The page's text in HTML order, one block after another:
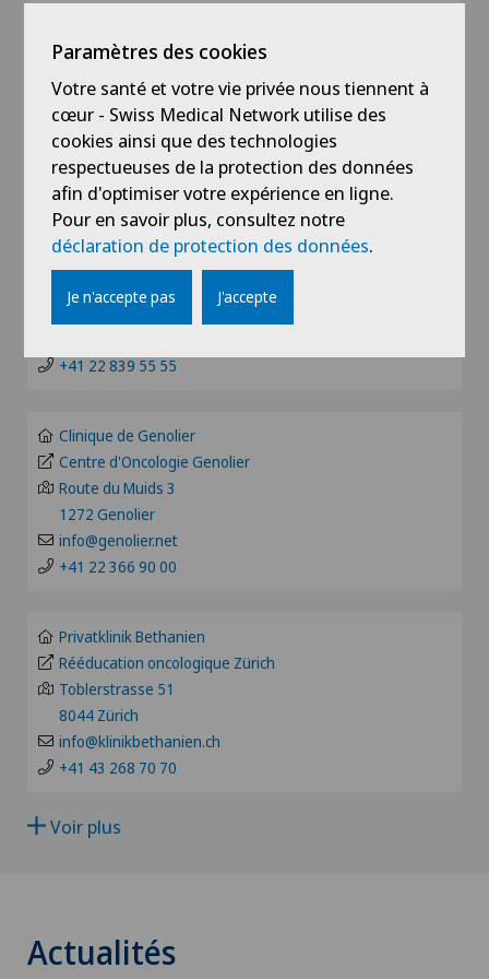
Activité physique adaptée
Acupuncture
Allergologie et immunologie
Alter G
Andrologie
Anesthésiologie
Angiographie
Angiologie
Appareillage médical personnalisé
Arthroscopie genou
Arthrose
Arthrose de la hanche
Arthrose du genou
Clinique de Genolier
Clinique de Montchoisi
Clinique de Valère
Clinique Générale Ste-Anne
Clinique Générale-Beaulieu
Clinique Valmont
Hôpital de La Providence
Hôpital de Moutier
Hôpital de Saint-Imier
Patients internationaux
Privatklinik Siloah
Choisir un canton
Choisir un canton
ZH
BE
BS
TI
VS
VD
NE
Appelez-nous pour convenir d'un rendez-vous
Clinique Générale-Beaulieu
Centre de soins de support (réadaptation oncologique) G
Chemin de Beau-Soleil 20
1206 Genève
+41 22 839 55 55
Clinique de Genolier
Centre d'Oncologie Genolier
Route du Muids 3
1272 Genolier
info@genolier.net
+41 22 366 90 00
Privatklinik Bethanien
Rééducation oncologique Zürich
Toblerstrasse 51
8044 Zürich
info@klinikbethanien.ch
+41 43 268 70 70
Voir plus
Actualités
Paramètres des cookies
Votre santé et votre vie privée nous tiennent à
cœur - Swiss Medical Network utilise des
cookies ainsi que des technologies
respectueuses de la protection des données
afin d'optimiser votre expérience en ligne.
Pour en savoir plus, consultez notre
déclaration de protection des données.
Je n'accepte pas J'accepte